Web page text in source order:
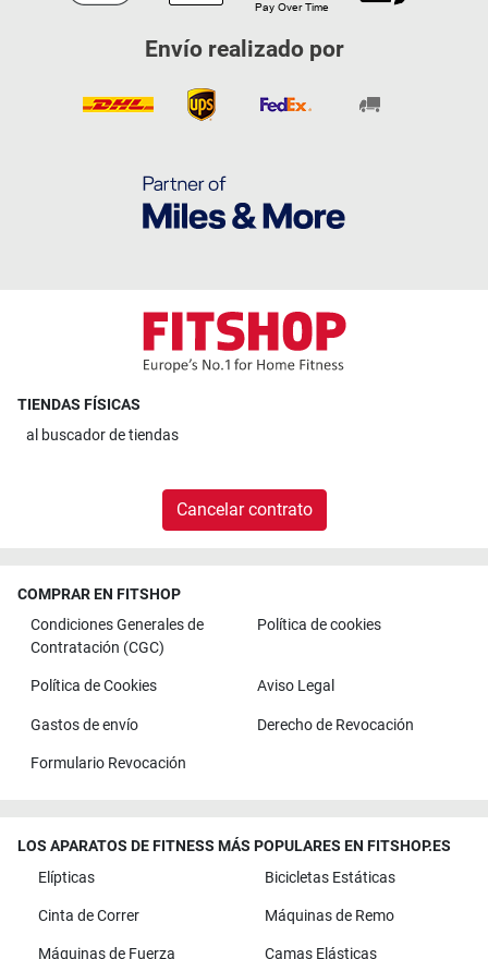
Envío realizado por
TIENDAS FÍSICAS
al buscador de tiendas
Cancelar contrato
COMPRAR EN FITSHOP
Condiciones Generales de
Contratación (CGC)
Política de cookies
Política de Cookies Aviso Legal
Gastos de envío Derecho de Revocación
Formulario Revocación
LOS APARATOS DE FITNESS MÁS POPULARES EN FITSHOP.ES
Elípticas
Bicicletas Estáticas
Cinta de Correr Máquinas de Remo
Máquinas de Fuerza Camas Elásticas